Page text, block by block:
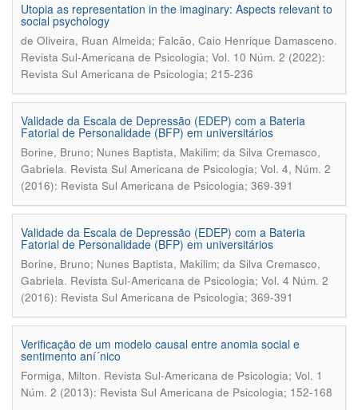
Utopia as representation in the imaginary: Aspects relevant to
social psychology
de Oliveira, Ruan Almeida; Falcão, Caio Henrique Damasceno.
Revista Sul-Americana de Psicologia; Vol. 10 Núm. 2 (2022):
Revista Sul Americana de Psicologia; 215-236
Validade da Escala de Depressão (EDEP) com a Bateria
Fatorial de Personalidade (BFP) em universitários
Borine, Bruno; Nunes Baptista, Makilim; da Silva Cremasco,
Gabriela. Revista Sul Americana de Psicologia; Vol. 4, Núm. 2
(2016): Revista Sul Americana de Psicologia; 369-391
Validade da Escala de Depressão (EDEP) com a Bateria
Fatorial de Personalidade (BFP) em universitários
Borine, Bruno; Nunes Baptista, Makilim; da Silva Cremasco,
Gabriela. Revista Sul-Americana de Psicologia; Vol. 4 Núm. 2
(2016): Revista Sul Americana de Psicologia; 369-391
Verificação de um modelo causal entre anomia social e
sentimento aní´nico
Formiga, Milton. Revista Sul-Americana de Psicologia; Vol. 1
Núm. 2 (2013): Revista Sul Americana de Psicologia; 152-168